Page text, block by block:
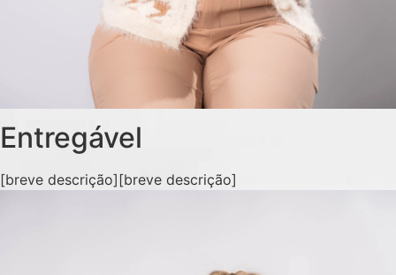
Entregável
[breve descrição][breve descrição]